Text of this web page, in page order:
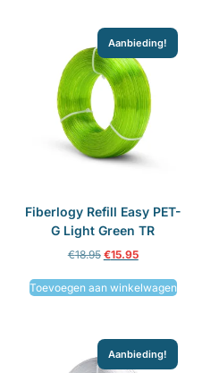
Aanbieding!
Fiberlogy Refill Easy PET-
G Light Green TR
€18.95 €15.95
Toevoegen aan winkelwagen
Aanbieding!